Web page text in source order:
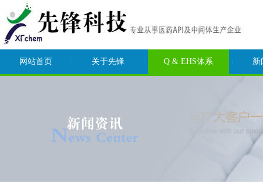
网站首页 关于先锋 Q & EHS体系 新